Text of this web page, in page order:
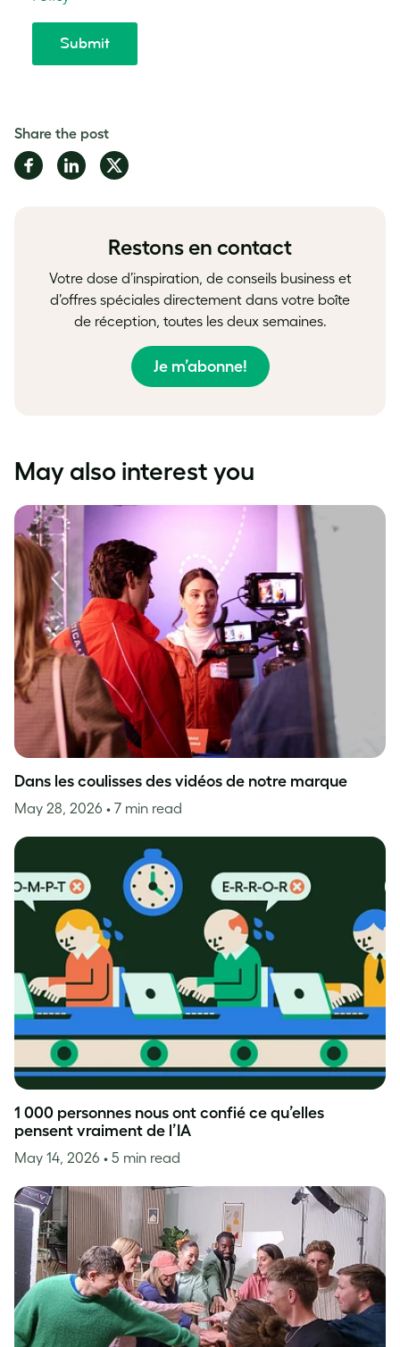
Share the post
Share
on
Share
on
Share
on
Restons en contact
Votre dose d’inspiration, de conseils business et
d’offres spéciales directement dans votre boîte
de réception, toutes les deux semaines.
Je m’abonne!
May also interest you
Dans les coulisses des vidéos de notre marque
May 28, 2026 • 7 min read
1 000 personnes nous ont confié ce qu’elles
pensent vraiment de l’IA
May 14, 2026 • 5 min read